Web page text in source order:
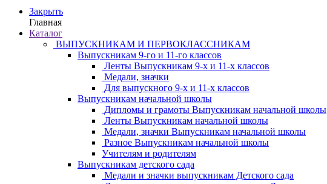
Закрыть
Главная
Каталог
ВЫПУСКНИКАМ И ПЕРВОКЛАССНИКАМ
Выпускникам 9-го и 11-го классов
Ленты Выпускникам 9-х и 11-х классов
Медали, значки
Для выпускного 9-х и 11-х классов
Выпускникам начальной школы
Дипломы и грамоты Выпускникам начальной школы
Ленты Выпускникам начальной школы
Медали, значки Выпускникам начальной школы
Разное Выпускникам начальной школы
Учителям и родителям
Выпускникам детского сада
Медали и значки выпускникам Детского сада